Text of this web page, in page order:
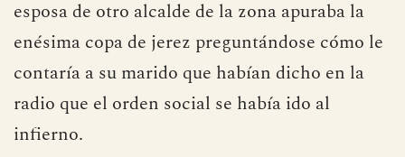
esposa de otro alcalde de la zona apuraba la
enésima copa de jerez preguntándose cómo le
contaría a su marido que habían dicho en la
radio que el orden social se había ido al
infierno.